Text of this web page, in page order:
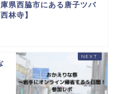
庫県西脇市にある唐子ツバ
林寺】